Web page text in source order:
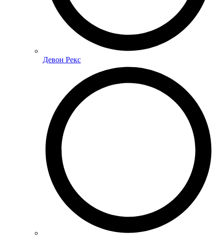
Девон Рекс